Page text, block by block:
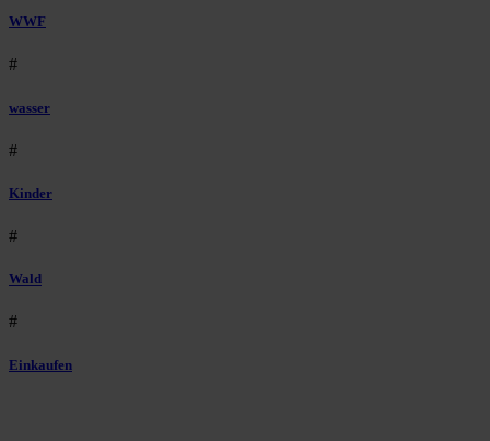
WWF
#
wasser
#
Kinder
#
Wald
#
Einkaufen